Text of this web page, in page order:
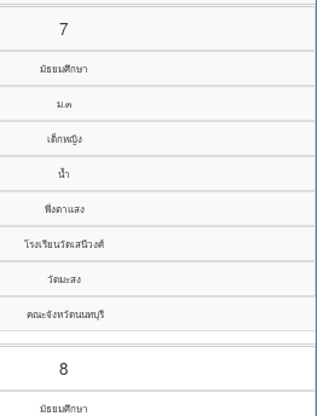
7
มัธยมศึกษา
ม.๓
เด็กหญิง
น้ำ
พึ่งตาแสง
โรงเรียนวัดเสนีวงศ์
วัดมะสง
คณะจังหวัดนนทบุรี
8
มัธยมศึกษา